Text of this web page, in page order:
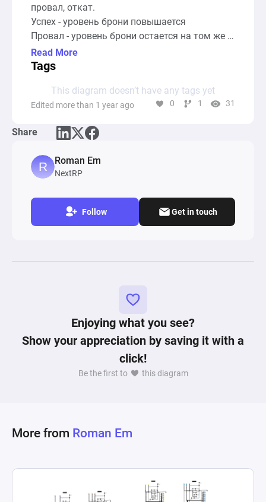
провал, откат.
Успех - уровень брони повышается
Провал - уровень брони остается на том же
месте.
Откат - уровень брони понижается на 1
Броня затачивается за ресурс "Заточки". Чем
выше уровень брони, тем больше нужно
Для сведения шанса отката к нулю игроки
Модель показана для уровней с 10-15, т.к. до
10го игроки могут заточиться без особых
Read More
Tags
This diagram doesn’t have any tags yet
Edited more than 1 year ago 0 1 31
Share
Roman Em
NextRP
Follow Get in touch
Enjoying what you see?
Show your appreciation by saving it with a
click!
Be the first to this diagram
More from Roman Em